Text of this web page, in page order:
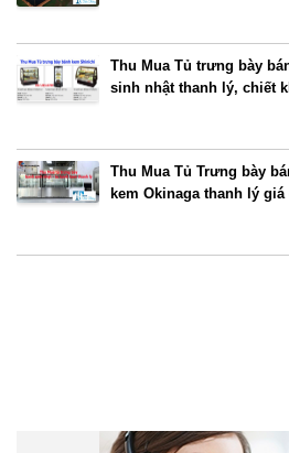
Thu Mua Tủ trưng bày
sinh nhật thanh lý, chiết
Thu Mua Tủ Trưng bày
kem Okinaga thanh lý